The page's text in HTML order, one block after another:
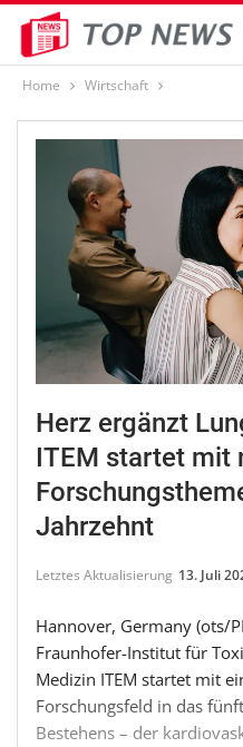
Home Wirtschaft
Herz ergänzt
ITEM startet mit
Jahrzehnt
Letztes Aktualisierung 13. Juli
Hannover, Germany (ots/
Fraunhofer-Institut für
Medizin ITEM startet mit
Forschungsfeld in das
Bestehens – der